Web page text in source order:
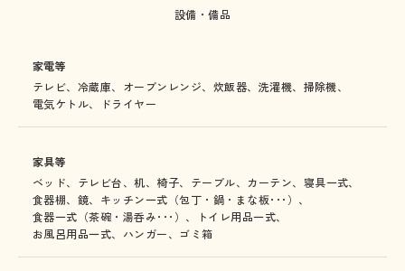
設備・備品
家電等
テレビ、 冷蔵庫、 オーブンレンジ、 炊飯器、 洗濯機、 掃除機、
電気ケトル、
ドライヤー
家具等
ベッド、 テレビ台、机、椅子、 テーブル、 カーテン、 寝具一式、
食器棚、 鏡、 キッチン一式（包丁・鍋・まな板･･･）、
食器一式（茶碗・湯呑み･･･）、
トイレ用品一式、
お風呂用品一式、 ハンガー、 ゴミ箱